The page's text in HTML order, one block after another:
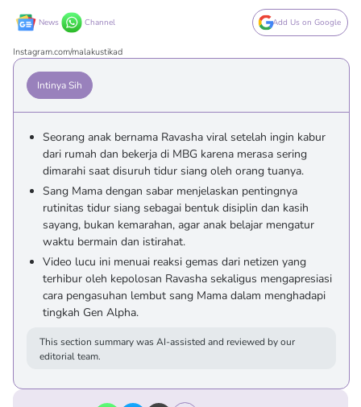
News Channel Add Us on Google
Instagram.com/malakustikad
Intinya Sih
Seorang anak bernama Ravasha viral setelah ingin kabur
dari rumah dan bekerja di MBG karena merasa sering
dimarahi saat disuruh tidur siang oleh orang tuanya.
Sang Mama dengan sabar menjelaskan pentingnya
rutinitas tidur siang sebagai bentuk disiplin dan kasih
sayang, bukan kemarahan, agar anak belajar mengatur
waktu bermain dan istirahat.
Video lucu ini menuai reaksi gemas dari netizen yang
terhibur oleh kepolosan Ravasha sekaligus mengapresiasi
cara pengasuhan lembut sang Mama dalam menghadapi
tingkah Gen Alpha.
This section summary was AI-assisted and reviewed by our
editorial team.